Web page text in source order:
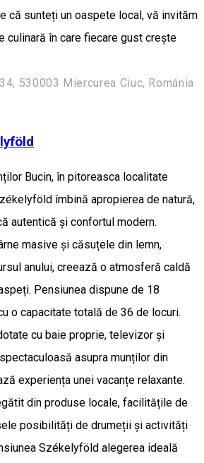
că sunteți un oaspete local, vă invităm
culinară în care fiecare gust crește
530003 Miercurea Ciuc, Románia
Bucin, în pitoreasca localitate
îmbină apropierea de natură,
autentică și confortul modern.
masive și căsuțele din lemn,
anului, creează o atmosferă caldă
Pensiunea dispune de 18
o capacitate totală de 36 de locuri.
cu baie proprie, televizor și
asupra munților din
experiența unei vacanțe relaxante.
din produse locale, facilitățile de
posibilități de drumeții și activități
Székelyföld alegerea ideală